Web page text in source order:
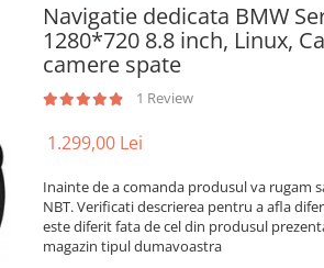
Navigatie dedicata BMW
1280*720 8.8 inch, Linux,
camere spate
1 Review
1.299,00 Lei
Inainte de a comanda produsul va rugam
NBT. Verificati descrierea pentru a afla
este diferit fata de cel din produsul
magazin tipul dumavoastra